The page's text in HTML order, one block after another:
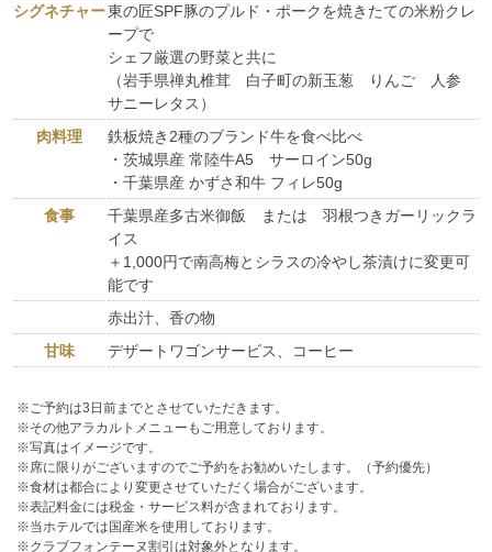
シグネチャー東の匠SPF豚のプルド・ポークを焼きたての米粉クレ
ープで
シェフ厳選の野菜と共に
（岩手県禅丸椎茸 白子町の新玉葱 りんご 人参
サニーレタス）
肉料理
鉄板焼き2種のブランド牛を食べ比べ
・茨城県産 常陸牛A5 サーロイン50g
・千葉県産 かずさ和牛 フィレ50g
食事
千葉県産多古米御飯 または 羽根つきガーリックラ
イス
＋1,000円で南高梅とシラスの冷やし茶漬けに変更可
能です
赤出汁、香の物
甘味
デザートワゴンサービス、コーヒー
※ご予約は3日前までとさせていただきます。
※その他アラカルトメニューもご用意しております。
※写真はイメージです。
※席に限りがございますのでご予約をお勧めいたします。（予約優先）
※食材は都合により変更させていただく場合がございます。
※表記料金には税金・サービス料が含まれております。
※当ホテルでは国産米を使用しております。
※クラブフォンテーヌ割引は対象外となります。